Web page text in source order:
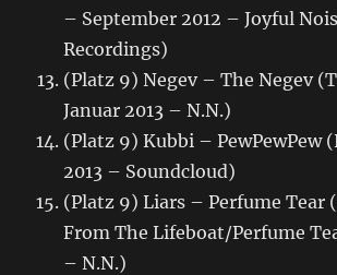
– September 2012 – Joyful
Recordings)
(Platz 9) Negev – The Negev
Januar 2013 – N.N.)
(Platz 9) Kubbi – PewPewPew
2013 – Soundcloud)
(Platz 9) Liars – Perfume Tear
From The Lifeboat/Perfume
– N.N.)